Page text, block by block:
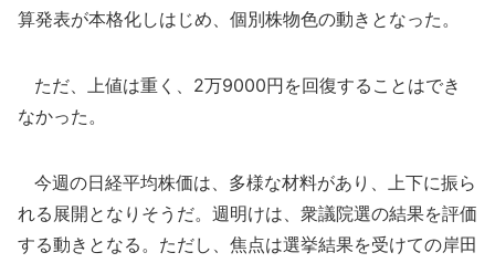
算発表が本格化しはじめ、個別株物色の動きとなった。
ただ、上値は重く、2万9000円を回復することはでき
なかった。
今週の日経平均株価は、多様な材料があり、上下に振ら
れる展開となりそうだ。週明けは、衆議院選の結果を評価
する動きとなる。ただし、焦点は選挙結果を受けての岸田